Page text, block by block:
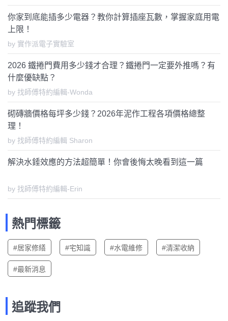
你家到底能插多少電器？教你計算插座瓦數，掌握家庭用電
上限！
by 實作派電子實驗室
2026 鐵捲門費用多少錢才合理？鐵捲門一定要外推嗎？有
什麼優缺點？
by 找師傅特約編輯-Wonda
砌磚牆價格每坪多少錢？2026年泥作工程各項價格總整
理！
by 找師傅特約編輯 Sharon
解決水錘效應的方法超簡單！你會後悔太晚看到這一篇
by 找師傅特約編輯-Erin
熱門標籤
#居家修繕 #宅知識 #水電維修 #清潔收納
#最新消息
追蹤我們